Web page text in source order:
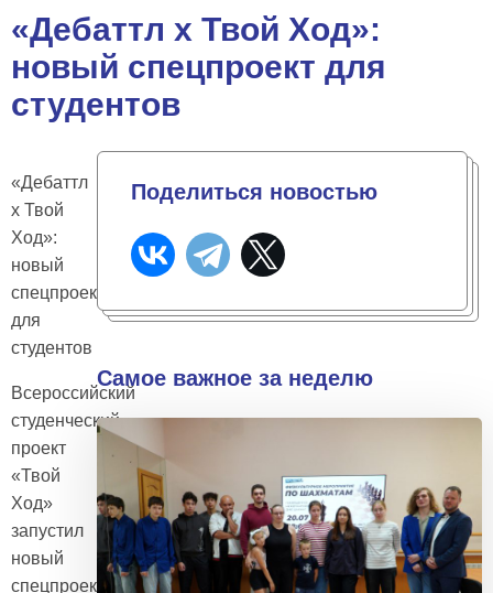
«Дебаттл х Твой Ход»:
новый спецпроект для
студентов
«Дебаттл
х Твой
Ход»:
новый
спецпроект
для
студентов
Всероссийский
студенческий
проект
«Твой
Ход»
запустил
новый
спецпроект
Поделиться новостью
Самое важное за неделю